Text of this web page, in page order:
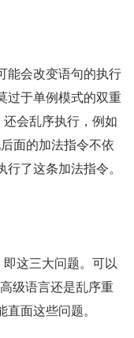
能会改变语句的执行
过于单例模式的双重
会乱序执行，例如
面的加法指令不依
了这条加法指令。
这三大问题。可以
级语言还是乱序重
面这些问题。